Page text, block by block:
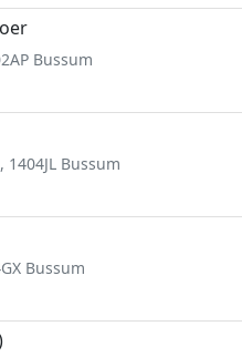
Bussum
Bussum
Bussum